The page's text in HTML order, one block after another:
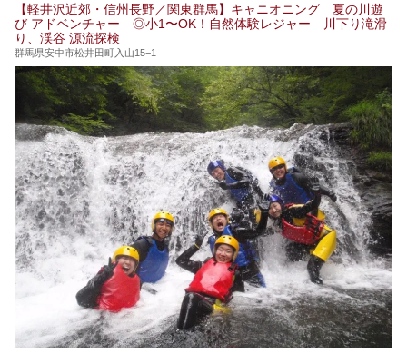
【軽井沢近郊・信州長野／関東群馬】キャニオニング 夏の川遊
び アドベンチャー ◎小1〜OK！自然体験レジャー 川下り滝滑
り、渓谷 源流探検
群馬県安中市松井田町入山15−1